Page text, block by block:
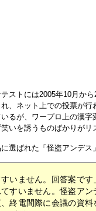
ストには2005年10月か
れ、ネット上での投票が
るが、ワープロ上の漢
いを誘うものばかりがリ
選ばれた「怪盗アンデス
すいません。回答案です
すいません。怪盗アン
終電間際に会議の資料